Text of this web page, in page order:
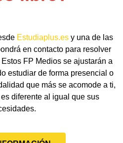
Estudiaplus.es y una de las
en contacto para resolver
FP Medios se ajustarán a
estudiar de forma presencial o
que más se acomode a ti,
diferente al igual que sus